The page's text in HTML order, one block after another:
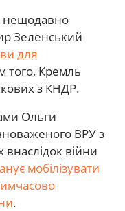
нещодавно
Зеленський
для
того, Кремль
з КНДР.
Ольги
ВРУ з
війни
мобілізувати
.